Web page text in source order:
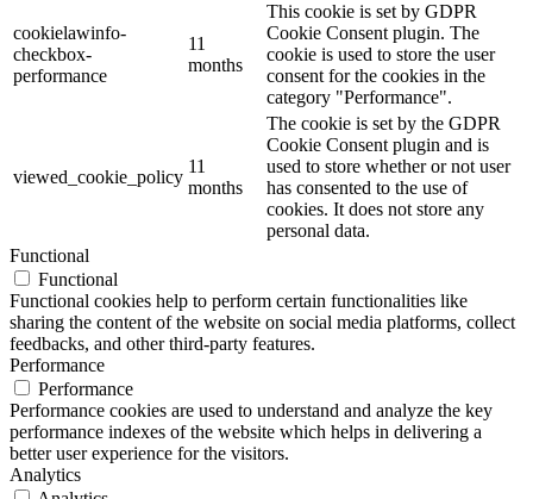
cookielawinfo-
checkbox-
performance
11
months
This cookie is set by GDPR
Cookie Consent plugin. The
cookie is used to store the user
consent for the cookies in the
category "Performance".
viewed_cookie_policy
11
months
The cookie is set by the GDPR
Cookie Consent plugin and is
used to store whether or not user
has consented to the use of
cookies. It does not store any
personal data.
Functional
Functional
Functional cookies help to perform certain functionalities like
sharing the content of the website on social media platforms, collect
feedbacks, and other third-party features.
Performance
Performance
Performance cookies are used to understand and analyze the key
performance indexes of the website which helps in delivering a
better user experience for the visitors.
Analytics